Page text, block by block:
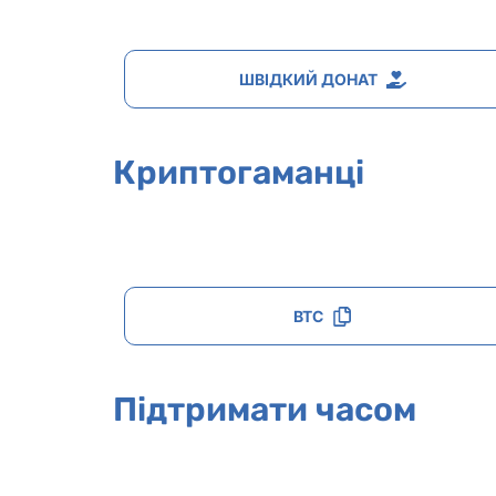
ШВІДКИЙ ДОНАТ
Криптогаманці
BTC
Підтримати часом